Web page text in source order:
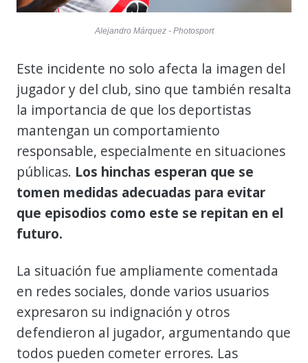
Alejandro Márquez - Photosport
Este incidente no solo afecta la imagen del
jugador y del club, sino que también resalta
la importancia de que los deportistas
mantengan un comportamiento
responsable, especialmente en situaciones
públicas. Los hinchas esperan que se
tomen medidas adecuadas para evitar
que episodios como este se repitan en el
futuro.
La situación fue ampliamente comentada
en redes sociales, donde varios usuarios
expresaron su indignación y otros
defendieron al jugador, argumentando que
todos pueden cometer errores. Las